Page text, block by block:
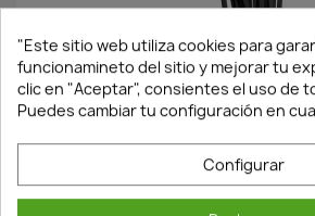
BRIDA NEGRA 4.6X200MM - PACK
RESISTENCIA Y...
2,98 €2,08 €
"Este sitio web utiliza cookies para
funcionamineto del sitio y mejorar tu
clic en "Aceptar", consientes el uso de
Puedes cambiar tu configuración en
Configurar